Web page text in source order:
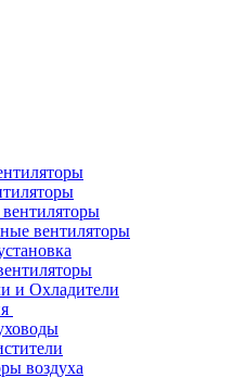
вентиляторы
и Охладители
воздуха